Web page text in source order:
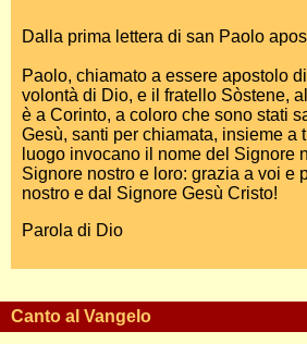
Dalla prima lettera di san Paolo
Paolo, chiamato a essere apostolo
volontà di Dio, e il fratello Sòstene,
è a Corinto, a coloro che sono stati
Gesù, santi per chiamata, insieme a
luogo invocano il nome del Signore
Signore nostro e loro: grazia a voi e
nostro e dal Signore Gesù Cristo!
Parola di Dio
Canto al Vangelo